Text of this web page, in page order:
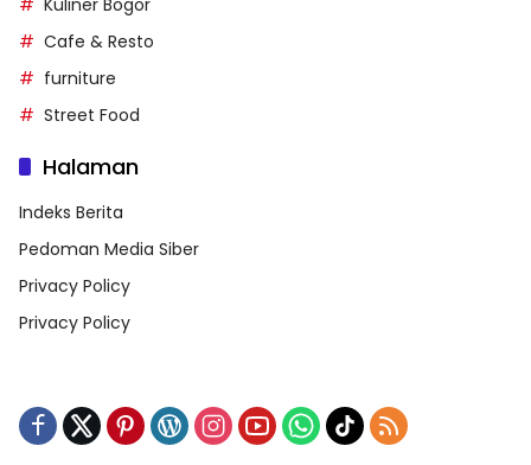
Cafe & Resto
furniture
Street Food
Halaman
Indeks Berita
Pedoman Media Siber
Privacy Policy
Privacy Policy